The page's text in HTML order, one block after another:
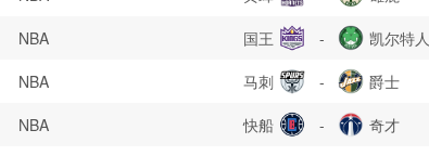
NBA 国王 - 凯尔特人
NBA 马刺 - 爵士
NBA 快船 - 奇才